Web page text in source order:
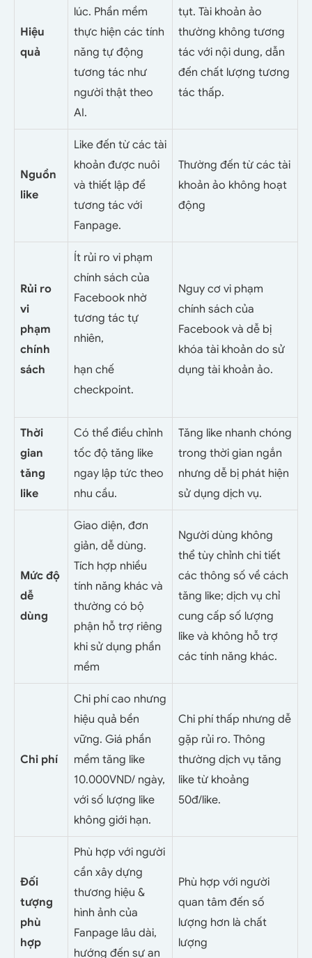
Hiệu
quả
lúc. Phần mềm
thực hiện các tính
năng tự động
tương tác như
người thật theo
AI.
tụt. Tài khoản ảo
thường không tương
tác với nội dung, dẫn
đến chất lượng tương
tác thấp.
Nguồn
like
Like đến từ các tài
khoản được nuôi
và thiết lập để
tương tác với
Fanpage.
Thường đến từ các tài
khoản ảo không hoạt
động
Rủi ro
vi
phạm
chính
sách
Ít rủi ro vi phạm
chính sách của
Facebook nhờ
tương tác tự
nhiên,
hạn chế
checkpoint.
Nguy cơ vi phạm
chính sách của
Facebook và dễ bị
khóa tài khoản do sử
dụng tài khoản ảo.
Thời
gian
tăng
like
Có thể điều chỉnh
tốc độ tăng like
ngay lập tức theo
nhu cầu.
Tăng like nhanh chóng
trong thời gian ngắn
nhưng dễ bị phát hiện
sử dụng dịch vụ.
Mức độ
dễ
dùng
Giao diện, đơn
giản, dễ dùng.
Tích hợp nhiều
tính năng khác và
thường có bộ
phận hỗ trợ riêng
khi sử dụng phần
mềm
Người dùng không
thể tùy chỉnh chi tiết
các thông số về cách
tăng like; dịch vụ chỉ
cung cấp số lượng
like và không hỗ trợ
các tính năng khác.
Chi phí
Chi phí cao nhưng
hiệu quả bền
vững. Giá phần
mềm tăng like
10.000VND/ ngày,
với số lượng like
không giới hạn.
Chi phí thấp nhưng dễ
gặp rủi ro. Thông
thường dịch vụ tăng
like từ khoảng
50đ/like.
Đối
tượng
phù
hợp
Phù hợp với người
cần xây dựng
thương hiệu &
hình ảnh của
Fanpage lâu dài,
hướng đến sự an
Phù hợp với người
quan tâm đến số
lượng hơn là chất
lượng